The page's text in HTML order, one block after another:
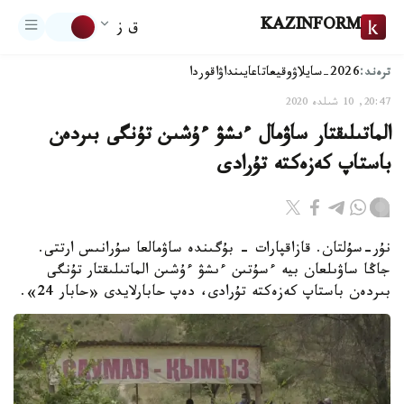
KAZINFORM ق ز
ترەند:2026-سايلاۋ وقيعاتاعايىنداۋاقوردا
20:47, 10 شىلدە 2020
الماتىلىقتار ساۋمال ءىشۋ ءۇشىن تۇنگى بىردەن
باستاپ كەزەكتە تۇرادى
نۇر-سۇلتان. قازاقپارات - بۇگىندە ساۋمالعا سۇرانىس ارتتى.
جاڭا ساۋىلعان بيە ءسۇتىن ءىشۋ ءۇشىن الماتىلىقتار تۇنگى
بىردەن باستاپ كەزەكتە تۇرادى، دەپ حابارلايدى «حابار 24».